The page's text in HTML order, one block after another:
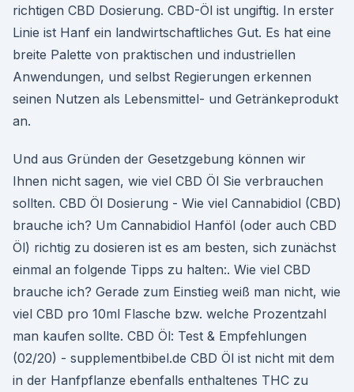
richtigen CBD Dosierung. CBD-Öl ist ungiftig. In erster
Linie ist Hanf ein landwirtschaftliches Gut. Es hat eine
breite Palette von praktischen und industriellen
Anwendungen, und selbst Regierungen erkennen
seinen Nutzen als Lebensmittel- und Getränkeprodukt
an.
Und aus Gründen der Gesetzgebung können wir
Ihnen nicht sagen, wie viel CBD Öl Sie verbrauchen
sollten. CBD Öl Dosierung - Wie viel Cannabidiol (CBD)
brauche ich? Um Cannabidiol Hanföl (oder auch CBD
Öl) richtig zu dosieren ist es am besten, sich zunächst
einmal an folgende Tipps zu halten:. Wie viel CBD
brauche ich? Gerade zum Einstieg weiß man nicht, wie
viel CBD pro 10ml Flasche bzw. welche Prozentzahl
man kaufen sollte. CBD Öl: Test & Empfehlungen
(02/20) - supplementbibel.de CBD Öl ist nicht mit dem
in der Hanfpflanze ebenfalls enthaltenes THC zu